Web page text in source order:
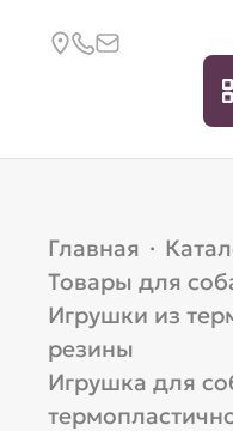
Главная ·
Товары для
Игрушки из
резины
Игрушка для